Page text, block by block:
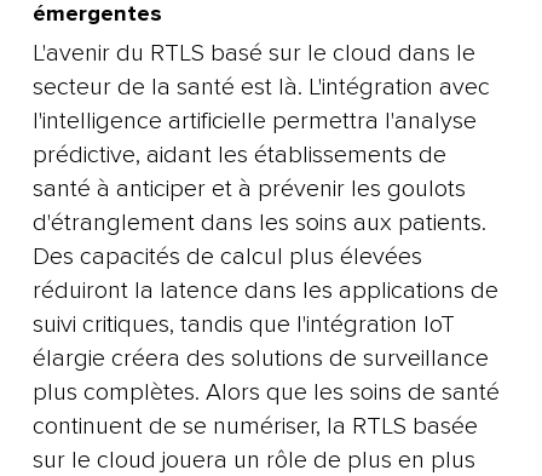
émergentes
L'avenir du RTLS basé sur le cloud dans le
secteur de la santé est là. L'intégration avec
l'intelligence artificielle permettra l'analyse
prédictive, aidant les établissements de
santé à anticiper et à prévenir les goulots
d'étranglement dans les soins aux patients.
Des capacités de calcul plus élevées
réduiront la latence dans les applications de
suivi critiques, tandis que l'intégration IoT
élargie créera des solutions de surveillance
plus complètes. Alors que les soins de santé
continuent de se numériser, la RTLS basée
sur le cloud jouera un rôle de plus en plus